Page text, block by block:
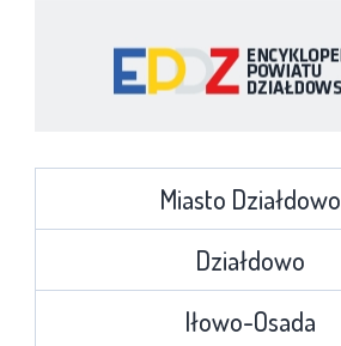
Miasto Działdowo
Działdowo
Iłowo-Osada